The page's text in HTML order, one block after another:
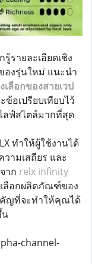
รายละเอียดเชิง
องรุ่นใหม่ แนะนำ
เลือกของสายเวป
อเปรียบเทียบไว้
ลฟ์สไตล์มากที่สุด
ทำให้ผู้ใช้งานได้
ามเสถียร และ
าก relx infinity
ลือกผลิตภัณฑ์ของ
คัญที่จะทำให้คุณได้
น
channel-